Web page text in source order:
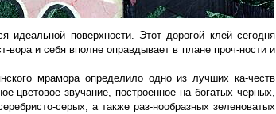
поверхности. Этот дорогой клей сегодня
вора и себя вполне оправдывает в плане проч-ности и
мрамора определило одно из лучших ка-честв
цветовое звучание, построенное на богатых черных,
серых, а также раз-нообразных зеленоватых